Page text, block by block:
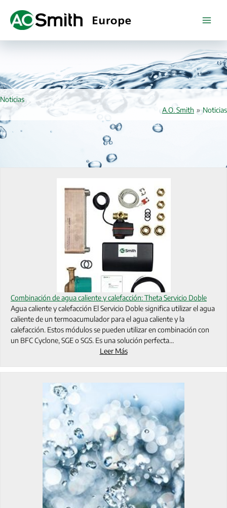
contenido
Noticias
A.O. Smith » Noticias
Combinación de agua caliente y calefacción: Theta Servicio Doble
Agua caliente y calefacción El Servicio Doble significa utilizar el agua
caliente de un termoacumulador para el agua caliente y la
calefacción. Estos módulos se pueden utilizar en combinación con
un BFC Cyclone, SGE o SGS. Es una solución perfecta…
Leer Más